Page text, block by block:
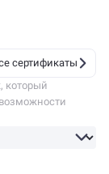
сертификаты
который